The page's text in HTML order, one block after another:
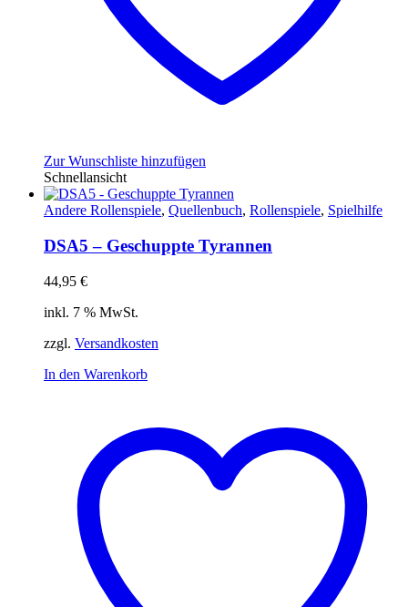
Zur Wunschliste hinzufügen
Schnellansicht
Andere Rollenspiele, Quellenbuch, Rollenspiele, Spielhilfe
DSA5 – Geschuppte Tyrannen
44,95 €
inkl. 7 % MwSt.
zzgl. Versandkosten
In den Warenkorb